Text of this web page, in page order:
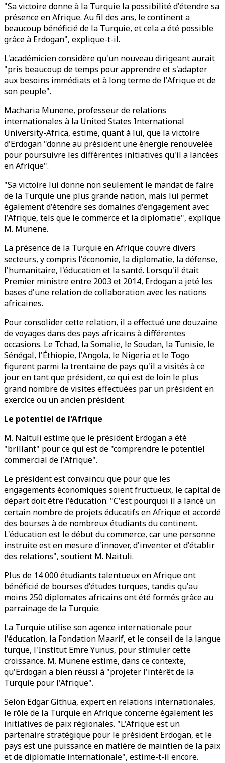
"Sa victoire donne à la Turquie la possibilité d'étendre sa
présence en Afrique. Au fil des ans, le continent a
beaucoup bénéficié de la Turquie, et cela a été possible
grâce à Erdogan", explique-t-il.
L'académicien considère qu'un nouveau dirigeant aurait
"pris beaucoup de temps pour apprendre et s'adapter
aux besoins immédiats et à long terme de l'Afrique et de
son peuple".
Macharia Munene, professeur de relations
internationales à la United States International
University-Africa, estime, quant à lui, que la victoire
d'Erdogan "donne au président une énergie renouvelée
pour poursuivre les différentes initiatives qu'il a lancées
en Afrique".
"Sa victoire lui donne non seulement le mandat de faire
de la Turquie une plus grande nation, mais lui permet
également d'étendre ses domaines d'engagement avec
l'Afrique, tels que le commerce et la diplomatie", explique
M. Munene.
La présence de la Turquie en Afrique couvre divers
secteurs, y compris l'économie, la diplomatie, la défense,
l'humanitaire, l'éducation et la santé. Lorsqu'il était
Premier ministre entre 2003 et 2014, Erdogan a jeté les
bases d'une relation de collaboration avec les nations
africaines.
Pour consolider cette relation, il a effectué une douzaine
de voyages dans des pays africains à différentes
occasions. Le Tchad, la Somalie, le Soudan, la Tunisie, le
Sénégal, l'Éthiopie, l'Angola, le Nigeria et le Togo
figurent parmi la trentaine de pays qu'il a visités à ce
jour en tant que président, ce qui est de loin le plus
grand nombre de visites effectuées par un président en
exercice ou un ancien président.
Le potentiel de l'Afrique
M. Naituli estime que le président Erdogan a été
"brillant" pour ce qui est de "comprendre le potentiel
commercial de l'Afrique".
Le président est convaincu que pour que les
engagements économiques soient fructueux, le capital de
départ doit être l'éducation. "C'est pourquoi il a lancé un
certain nombre de projets éducatifs en Afrique et accordé
des bourses à de nombreux étudiants du continent.
L'éducation est le début du commerce, car une personne
instruite est en mesure d'innover, d'inventer et d'établir
des relations", soutient M. Naituli.
Plus de 14 000 étudiants talentueux en Afrique ont
bénéficié de bourses d'études turques, tandis qu'au
moins 250 diplomates africains ont été formés grâce au
parrainage de la Turquie.
La Turquie utilise son agence internationale pour
l'éducation, la Fondation Maarif, et le conseil de la langue
turque, l'Institut Emre Yunus, pour stimuler cette
croissance. M. Munene estime, dans ce contexte,
qu'Erdogan a bien réussi à "projeter l'intérêt de la
Turquie pour l'Afrique".
Selon Edgar Githua, expert en relations internationales,
le rôle de la Turquie en Afrique concerne également les
initiatives de paix régionales. "L'Afrique est un
partenaire stratégique pour le président Erdogan, et le
pays est une puissance en matière de maintien de la paix
et de diplomatie internationale", estime-t-il encore.